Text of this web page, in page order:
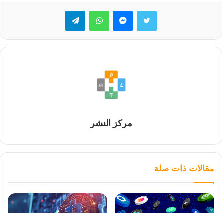
تويتر ماسنجرواتساب تيلقرام
مركز النشر
مقالات ذات صلة